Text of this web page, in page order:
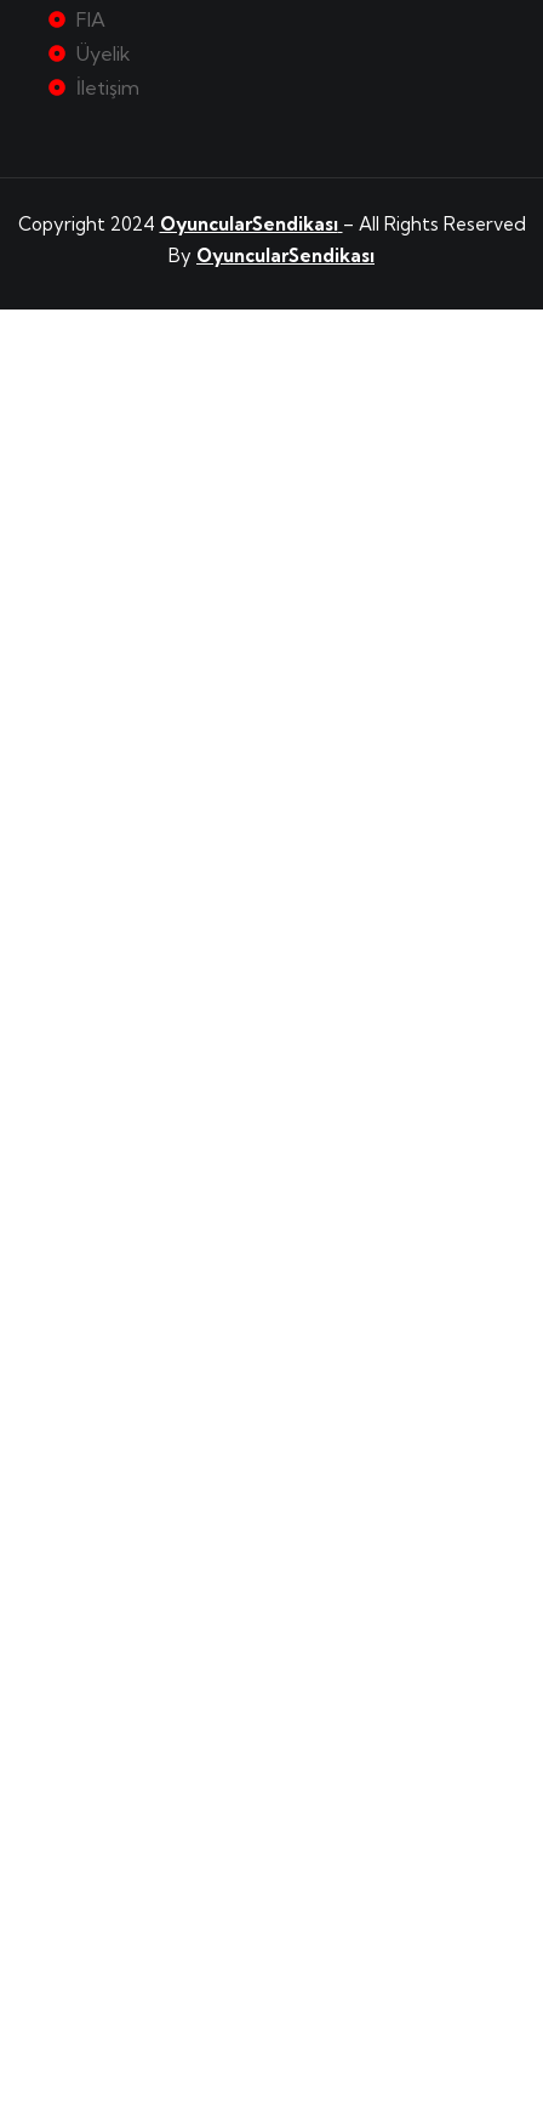
FIA
Üyelik
İletişim
Copyright 2024 OyuncularSendikası – All Rights Reserved
By OyuncularSendikası